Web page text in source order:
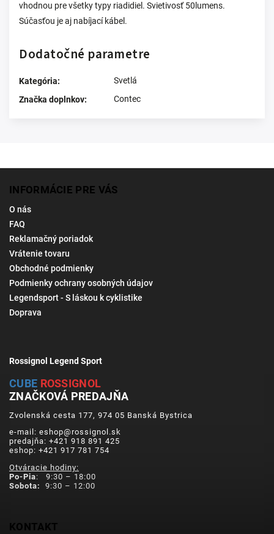
vhodnou pre všetky typy riadidiel. Svietivosť 50lumens.
Súčasťou je aj nabíjací kábel.
Dodatočné parametre
Kategória:
Svetlá
Značka doplnkov: Contec
INFORMÁCIE PRE VÁS
O nás
FAQ
Reklamačný poriadok
Vrátenie tovaru
Obchodné podmienky
Podmienky ochrany osobných údajov
Legendsport - S láskou k cyklistike
Doprava
Rossignol Legend Sport
CUBE ROSSIGNOL
ZNAČKOVÁ PREDAJŇA
Zvolenská cesta 177, 974 05 Banská Bystrica
e-mail: eshop@rossignol.sk
predajňa: +421 918 891 425
eshop: +421 917 781 754
Otváracie hodiny:
Po-Pia: 9:30 – 18:00
Sobota:
9:30 – 12:00
KONTAKT